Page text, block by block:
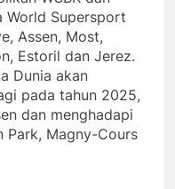
World Supersport
Assen, Most,
Estoril dan Jerez.
Dunia akan
pada tahun 2025,
dan menghadapi
Park, Magny-Cours